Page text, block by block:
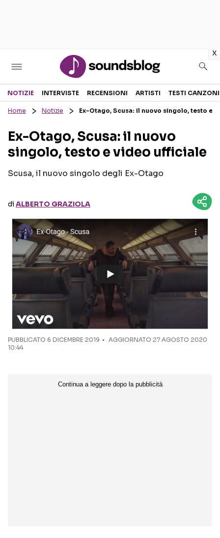
x
Sezioni
RECENSIONI MUSICALI
INTERVISTE
GOSSIP E CURIOSITÀ
TESTI CANZONI
TOUR ED EVENTI
TALENT SHOW
Seguici sui social
NOTIZIE INTERVISTE RECENSIONI ARTISTI TESTI CANZONI
Home Notizie Ex-Otago, Scusa: il nuovo singolo, testo e
Ex-Otago, Scusa: il nuovo
singolo, testo e video ufficiale
Scusa, il nuovo singolo degli Ex-Otago
diALBERTO GRAZIOLA
PUBBLICATO 6 DICEMBRE 2019
AGGIORNATO 27 AGOSTO 2020
10:44